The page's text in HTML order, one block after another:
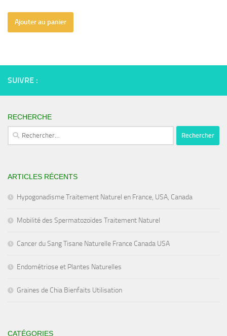
Ajouter au panier
SUIVRE :
RECHERCHE
Rechercher :
ARTICLES RÉCENTS
Hypogonadisme Traitement Naturel en France, USA, Canada
Mobilité des Spermatozoïdes Traitement Naturel
Cancer du Sang Tisane Naturelle France Canada USA
Endométriose et Plantes Naturelles
Graines de Chia Bienfaits Utilisation
CATÉGORIES